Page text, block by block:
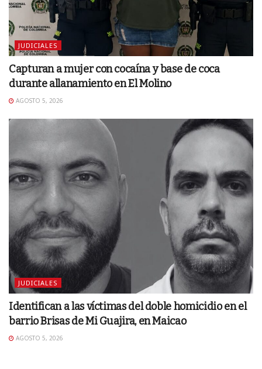
JUDICIALES
Capturan a mujer con cocaína y base de coca
durante allanamiento en El Molino
AGOSTO 5, 2026
JUDICIALES
Identifican a las víctimas del doble homicidio en el
barrio Brisas de Mi Guajira, en Maicao
AGOSTO 5, 2026